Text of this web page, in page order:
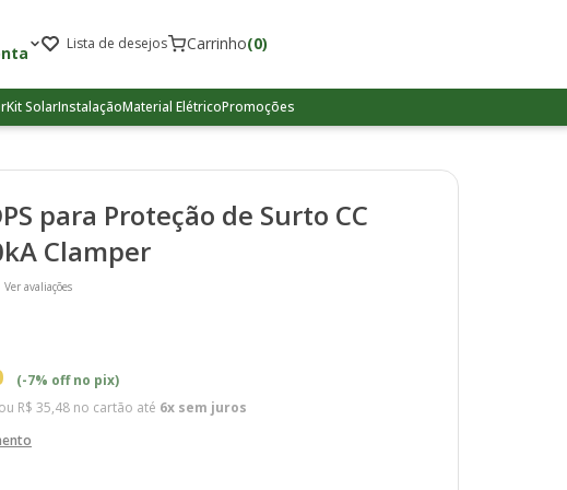
Lista de desejos Carrinho(0)
Kit SolarInstalaçãoMaterial ElétricoPromoções
para Proteção de Surto CC
Clamper
Ver avaliações
(-7% off no pix)
R$ 35,48 no cartão até 6x sem juros